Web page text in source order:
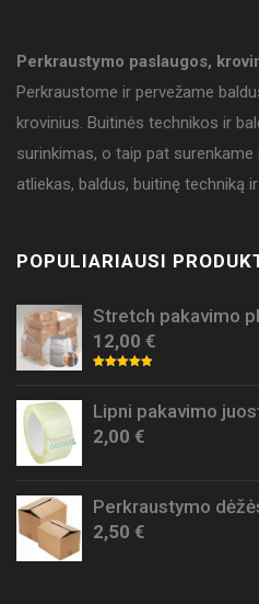
Perkraustymo paslaugos,
Perkraustome ir pervežame
krovinius. Buitinės technikos ir
surinkimas, o taip pat
atliekas, baldus, buitinę techniką
POPULIARIAUSI
Stretch pakavimo
12,00 €
Lipni pakavimo
2,00 €
Perkraustymo
2,50 €